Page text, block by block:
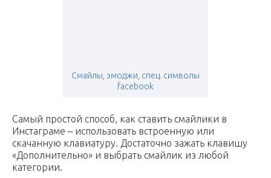
Смайлы, эмоджи, спец. символы
facebook
Самый простой способ, как ставить смайлики в
Инстаграме – использовать встроенную или
скачанную клавиатуру. Достаточно зажать клавишу
«Дополнительно» и выбрать смайлик из любой
категории.